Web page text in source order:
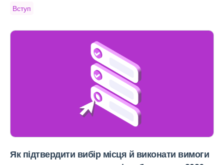
Вступ
Як підтвердити вибір місця й виконати вимоги